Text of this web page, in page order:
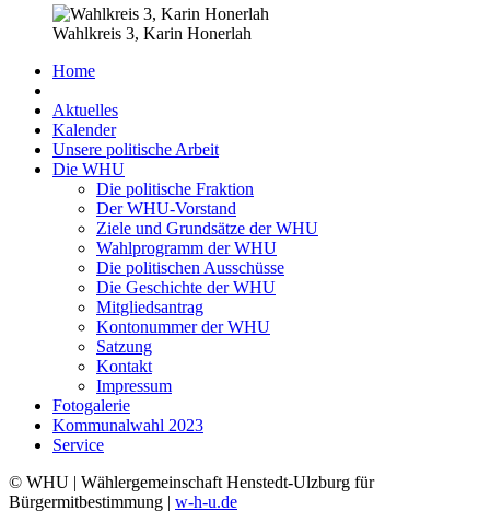
Wahlkreis 3, Karin Honerlah
Home
Aktuelles
Kalender
Unsere politische Arbeit
Die WHU
Die politische Fraktion
Der WHU-Vorstand
Ziele und Grundsätze der WHU
Wahlprogramm der WHU
Die politischen Ausschüsse
Die Geschichte der WHU
Mitgliedsantrag
Kontonummer der WHU
Satzung
Kontakt
Impressum
Fotogalerie
Kommunalwahl 2023
Service
© WHU | Wählergemeinschaft Henstedt-Ulzburg für
Bürgermitbestimmung | w-h-u.de